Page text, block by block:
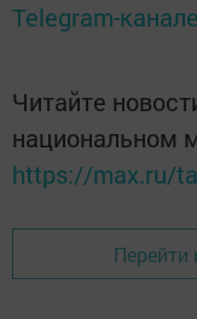
Telegram-канале
Читайте
национальном
https://max.ru/
Перейти